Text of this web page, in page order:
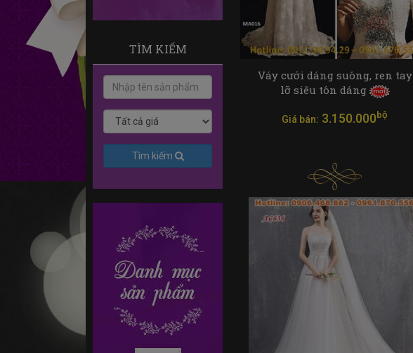
TÌM KIẾM
Tìm kiếm
Váy cưới dáng suông, ren tay
lỡ siêu tôn dáng
Giá bán: 3.150.000bộ